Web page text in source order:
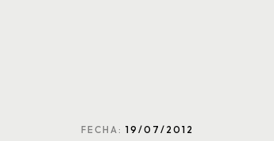
FECHA: 19/07/2012